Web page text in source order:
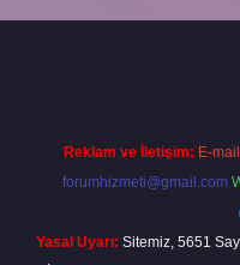
Reklam ve İletişim: E-
forumhizmeti@gmail.com
Yasal Uyarı: Sitemiz, 5651